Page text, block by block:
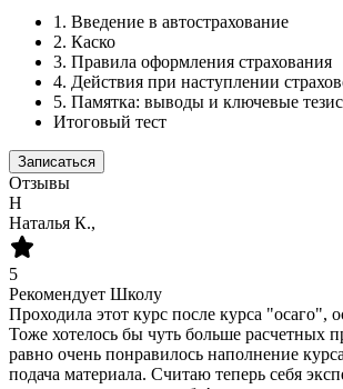
1. Введение в автострахование
2. Каско
3. Правила оформления страхования
4. Действия при наступлении
5. Памятка: выводы и ключевые
Итоговый тест
Записаться
Отзывы
Н
Наталья К.,
5
Рекомендует Школу
Проходила этот курс после курса "осаго",
Тоже хотелось бы чуть больше расчетных
равно очень понравилось наполнение
подача материала. Считаю теперь себя